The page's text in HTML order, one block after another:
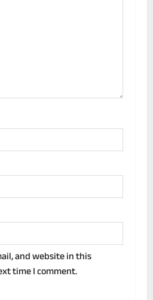
and website in this
time I comment.